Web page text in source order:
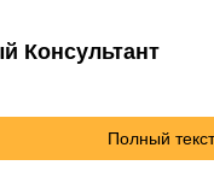
Консультант
Полный